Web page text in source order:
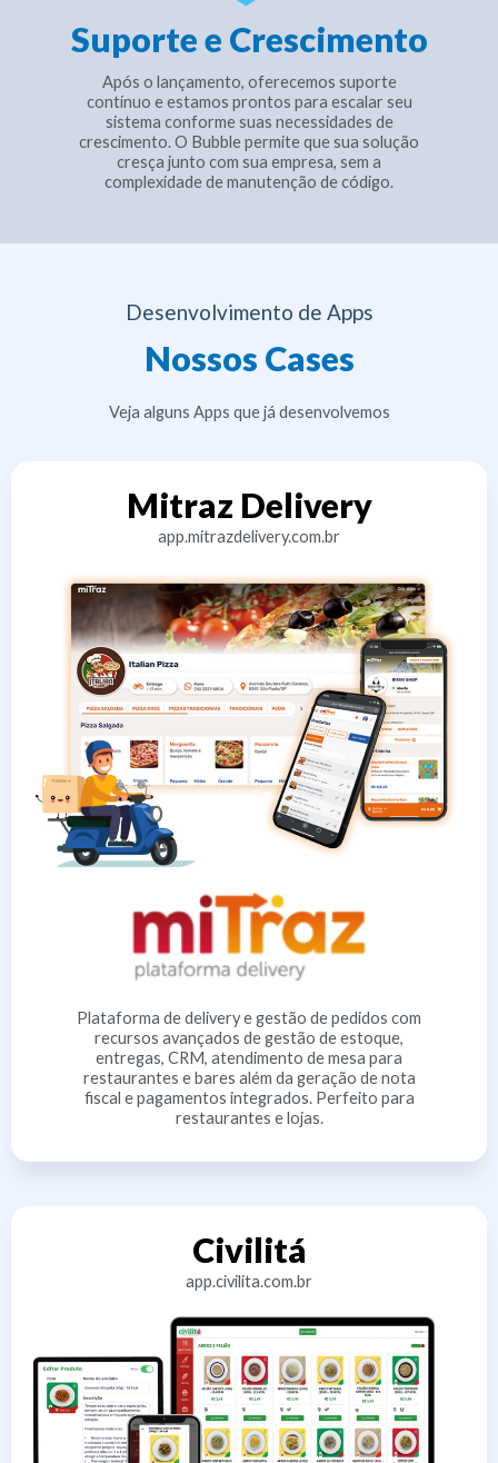
Suporte e Crescimento
Após o lançamento, oferecemos suporte
contínuo e estamos prontos para escalar seu
sistema conforme suas necessidades de
crescimento. O Bubble permite que sua solução
cresça junto com sua empresa, sem a
complexidade de manutenção de código.
Desenvolvimento de Apps
Nossos Cases
Veja alguns Apps que já desenvolvemos
Mitraz Delivery
app.mitrazdelivery.com.br
Plataforma de delivery e gestão de pedidos com
recursos avançados de gestão de estoque,
entregas, CRM, atendimento de mesa para
restaurantes e bares além da geração de nota
fiscal e pagamentos integrados. Perfeito para
restaurantes e lojas.
Civilitá
app.civilita.com.br